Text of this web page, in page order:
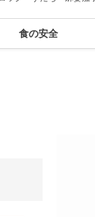
食の安全